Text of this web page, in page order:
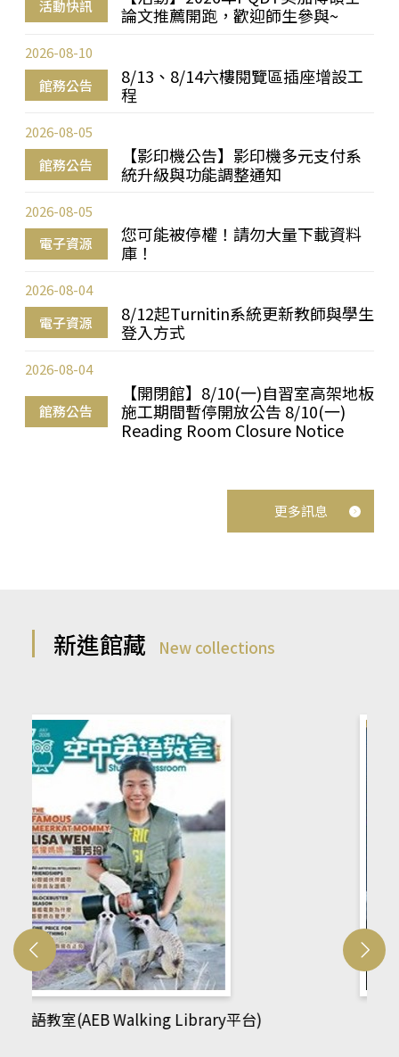
活動快訊
論文推薦開跑，歡迎師生參與~
館務公告
8/13、8/14六樓閱覽區插座增設工
程
2026-08-10
館務公告
【影印機公告】影印機多元支付系
統升級與功能調整通知
2026-08-05
電子資源
您可能被停權！請勿大量下載資料
庫！
2026-08-05
電子資源
8/12起Turnitin系統更新教師與學生
登入方式
2026-08-04
館務公告
【開閉館】8/10(一)自習室高架地板
施工期間暫停開放公告 8/10(一)
Reading Room Closure Notice
2026-08-04
更多訊息
新進館藏 New collections
網管人(kono平台)